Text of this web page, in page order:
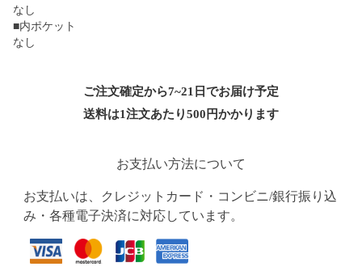
なし
■内ポケット
なし
ご注文確定から7~21日でお届け予定
送料は1注文あたり500 円かかります
お支払い方法について
お支払いは、クレジットカード・コンビニ/銀行振り込
み・各種電子決済に対応しています。